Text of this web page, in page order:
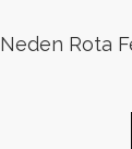
Neden Rota